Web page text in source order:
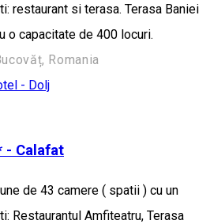
restaurant si terasa. Terasa Baniei
o capacitate de 400 locuri.
Romania
- Dolj
Calafat
de 43 camere ( spatii ) cu un
Restaurantul Amfiteatru, Terasa